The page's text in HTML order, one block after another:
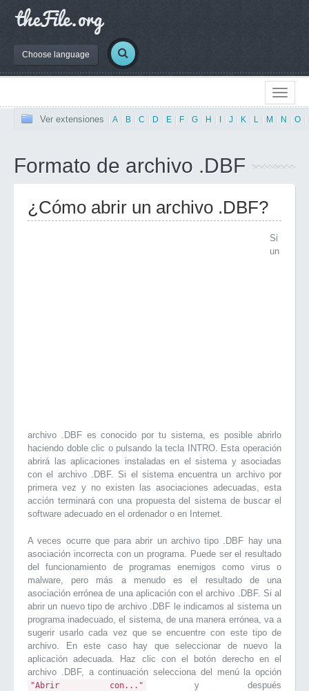
Choose language
Ver extensiones A B C D E F G H J K L M N O
Formato de archivo .DBF
¿Cómo abrir un archivo .DBF?
Si
un
archivo .DBF es conocido por tu sistema, es posible abrirlo
haciendo doble clic o pulsando la tecla INTRO. Esta operación
abrirá las aplicaciones instaladas en el sistema y asociadas
con el archivo .DBF. Si el sistema encuentra un archivo por
primera vez y no existen las asociaciones adecuadas, esta
acción terminará con una propuesta del sistema de buscar el
software adecuado en el ordenador o en Internet.
A veces ocurre que para abrir un archivo tipo .DBF hay una
asociación incorrecta con un programa. Puede ser el resultado
del funcionamiento de programas enemigos como virus o
malware, pero más a menudo es el resultado de una
asociación errónea de una aplicación con el archivo .DBF. Si al
abrir un nuevo tipo de archivo .DBF le indicamos al sistema un
programa inadecuado, el sistema, de una manera errónea, va a
sugerir usarlo cada vez que se encuentre con este tipo de
archivo. En este caso hay que seleccionar de nuevo la
aplicación adecuada. Haz clic con el botón derecho en el
archivo .DBF, a continuación selecciona del menú la opción
"Abrir con..." y después